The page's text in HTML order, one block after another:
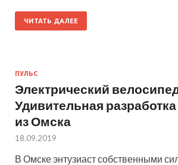
ЧИТАТЬ ДАЛЕЕ
ПУЛЬС
Электрический
Удивительная
из Омска
18.09.2019
В Омске энтузиаст собственными